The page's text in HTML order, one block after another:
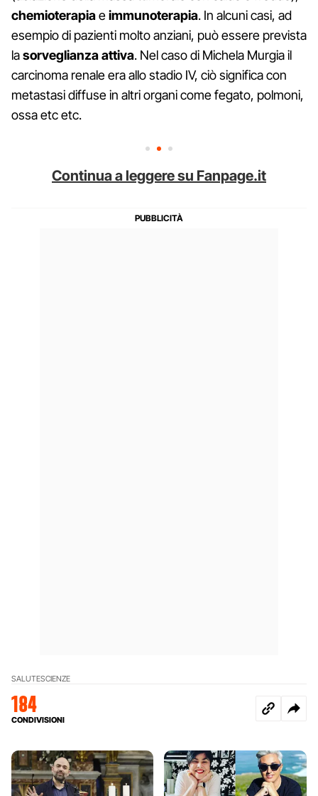
chemioterapiaeimmunoterapia. In alcuni casi, ad
esempio di pazienti molto anziani, può essere prevista
lasorveglianza attiva. Nel caso di Michela Murgia il
carcinoma renale era allo stadio IV, ciò significa con
metastasi diffuse in altri organi come fegato, polmoni,
ossa etc etc.
Continua a leggere su Fanpage.it
SALUTESCIENZE
184
CONDIVISIONI